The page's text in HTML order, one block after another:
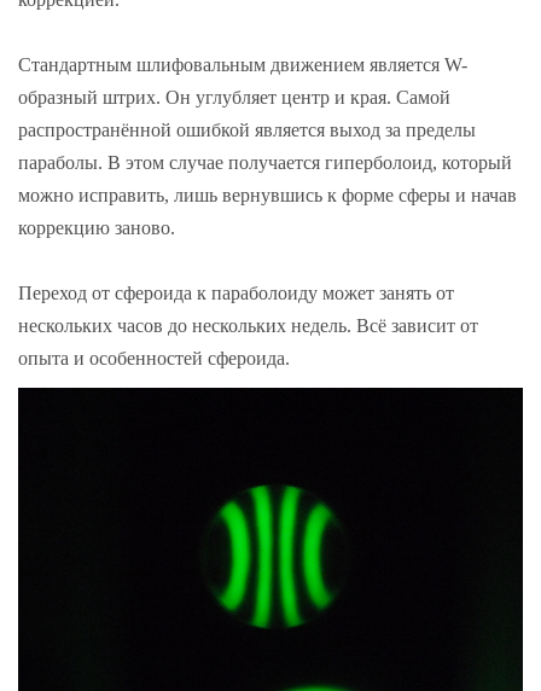
Стандартным шлифовальным движением является W-
образный штрих. Он углубляет центр и края. Самой
распространённой ошибкой является выход за пределы
параболы. В этом случае получается гиперболоид, который
можно исправить, лишь вернувшись к форме сферы и начав
коррекцию заново.
Переход от сфероида к параболоиду может занять от
нескольких часов до нескольких недель. Всё зависит от
опыта и особенностей сфероида.